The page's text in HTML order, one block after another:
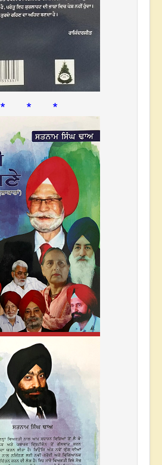
* * *